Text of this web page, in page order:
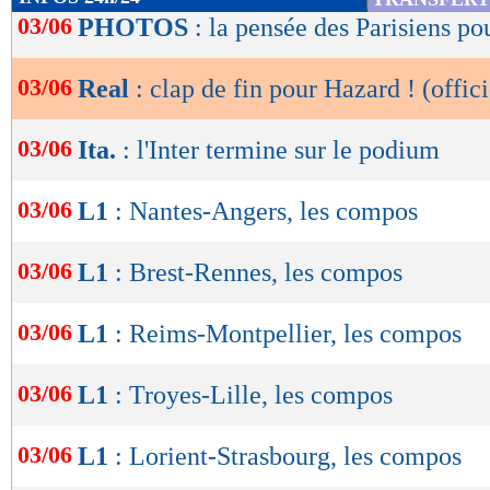
de
OK
03/06 PHOTOS : la pensée des Parisiens
03/06 Real : clap de fin pour Hazard !
03/06 Ita. : l'Inter termine sur le podium
03/06 L1 : Nantes-Angers, les compos
03/06 L1 : Brest-Rennes, les compos
03/06 L1 : Reims-Montpellier, les compos
03/06 L1 : Troyes-Lille, les compos
03/06 L1 : Lorient-Strasbourg, les compos